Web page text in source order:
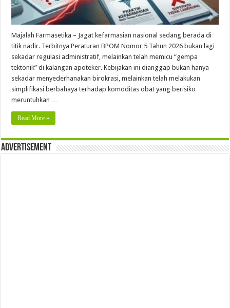
Majalah Farmasetika – Jagat kefarmasian nasional sedang berada di
titik nadir. Terbitnya Peraturan BPOM Nomor 5 Tahun 2026 bukan lagi
sekadar regulasi administratif, melainkan telah memicu “gempa
tektonik” di kalangan apoteker. Kebijakan ini dianggap bukan hanya
sekadar menyederhanakan birokrasi, melainkan telah melakukan
simplifikasi berbahaya terhadap komoditas obat yang berisiko
meruntuhkan …
Read More »
Advertisement